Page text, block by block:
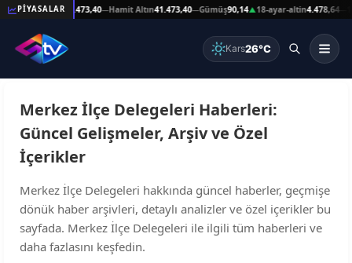
PİYASALAR
—Reşat Altın41.473,40—Hamit Altın41.473,40—Gümüş90,14▲18-ayar-altin4.478,64—
Kars26°C
Merkez İlçe Delegeleri Haberleri:
Güncel Gelişmeler, Arşiv ve Özel
İçerikler
Merkez İlçe Delegeleri hakkında güncel haberler, geçmişe
dönük haber arşivleri, detaylı analizler ve özel içerikler bu
sayfada. Merkez İlçe Delegeleri ile ilgili tüm haberleri ve
daha fazlasını keşfedin.